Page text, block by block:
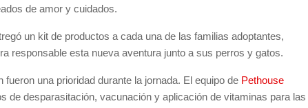
de amor y cuidados.
un kit de productos a cada una de las familias adoptantes,
responsable esta nueva aventura junto a sus perros y gatos.
una prioridad durante la jornada. El equipo de Pethouse
de desparasitación, vacunación y aplicación de vitaminas para las